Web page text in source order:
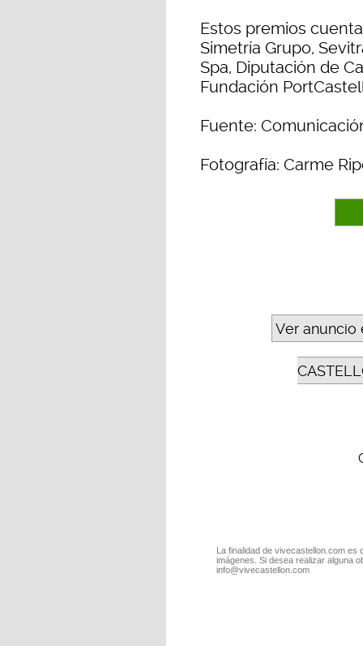
Estos premios
Simetría Grupo,
Spa, Diputación de
Fundación
Fuente:
Fotografía: Carme
Ver anuncio
La finalidad de vivecastellon.com
imágenes. Si desea realizar alguna
info@vivecastellon.com